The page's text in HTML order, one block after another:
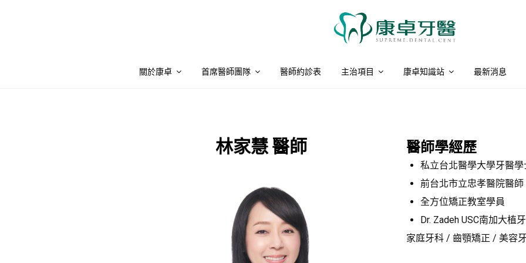
關於康卓 首席醫師團隊 醫師約診表 主治項目 康卓知識站 最新消息
林家慧 醫師 醫師學經歷
私立台北醫學大學牙醫學
前台北市立忠孝醫院醫師
全方位矯正教室學員
Dr. Zadeh USC南加大植
家庭牙科 / 齒顎矯正 / 美容